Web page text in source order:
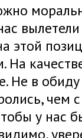
этой
Не в
чем
у нас